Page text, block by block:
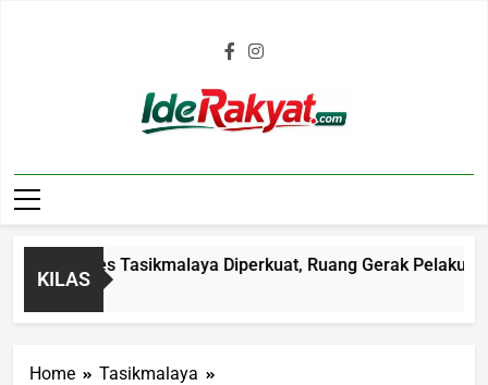
Iderakyat.com
KILAS
Polres Tasikmalaya Diperkuat, Ruang Gerak Pelaku C3
Home
Tasikmalaya